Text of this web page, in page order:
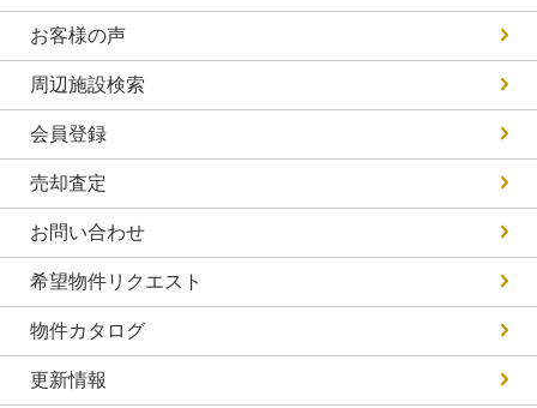
お客様の声
周辺施設検索
会員登録
売却査定
お問い合わせ
希望物件リクエスト
物件カタログ
更新情報